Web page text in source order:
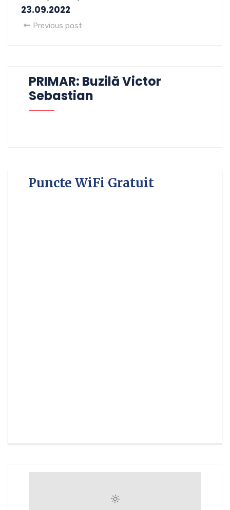
23.09.2022
Previous post
PRIMAR: Buzilă Victor
Sebastian
Puncte WiFi Gratuit